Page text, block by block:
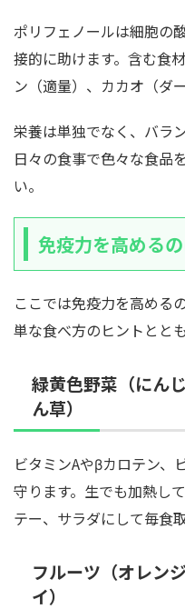
ポリフェノールは細胞の
接的に助けます。含む食
ン（適量）、カカオ（ダ
栄養は単独でなく、バラ
日々の食事で色々な食品
い。
免疫力を高める
ここでは免疫力を高める
単な食べ方のヒントとと
緑黄色野菜（にん
ん草）
ビタミンAやβカロテン、
守ります。生でも加熱し
テー、サラダにして毎食
フルーツ（オレン
イ）